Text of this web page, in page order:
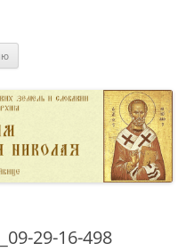
29-16-498